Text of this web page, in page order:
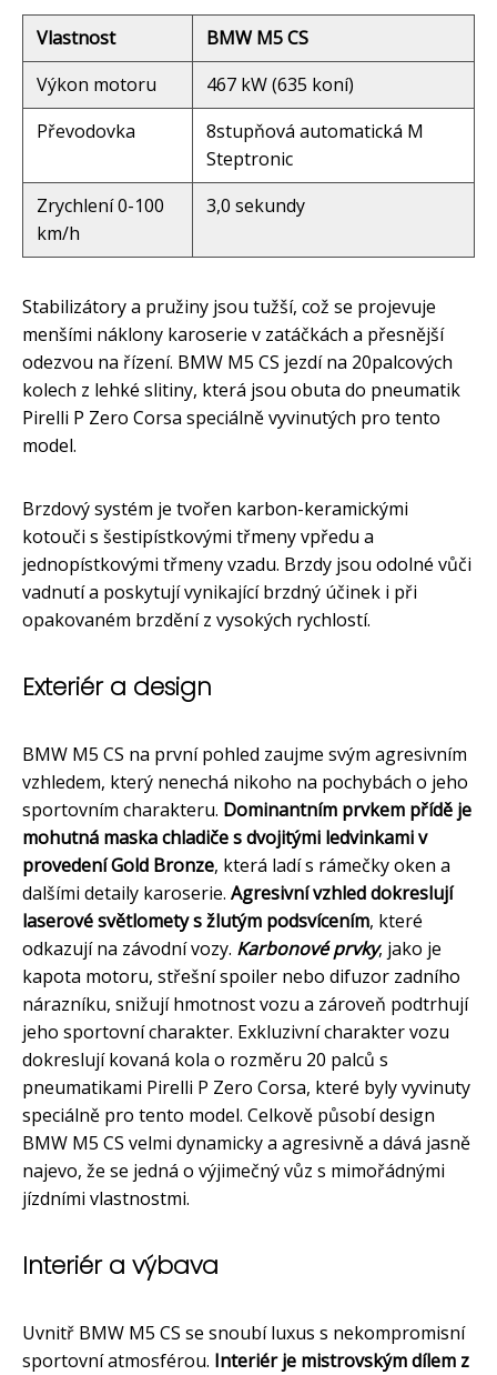
Vlastnost
BMW M5 CS
Výkon motoru
467 kW (635 koní)
Převodovka
8stupňová automatická M
Steptronic
Zrychlení 0-100
km/h
3,0 sekundy
Stabilizátory a pružiny jsou tužší, což se projevuje
menšími náklony karoserie v zatáčkách a přesnější
odezvou na řízení. BMW M5 CS jezdí na 20palcových
kolech z lehké slitiny, která jsou obuta do pneumatik
Pirelli P Zero Corsa speciálně vyvinutých pro tento
model.
Brzdový systém je tvořen karbon-keramickými
kotouči s šestipístkovými třmeny vpředu a
jednopístkovými třmeny vzadu. Brzdy jsou odolné vůči
vadnutí a poskytují vynikající brzdný účinek i při
opakovaném brzdění z vysokých rychlostí.
Exteriér a design
BMW M5 CS na první pohled zaujme svým agresivním
vzhledem, který nenechá nikoho na pochybách o jeho
sportovním charakteru. Dominantním prvkem přídě je
mohutná maska chladiče s dvojitými ledvinkami v
provedení Gold Bronze, která ladí s rámečky oken a
dalšími detaily karoserie. Agresivní vzhled dokreslují
laserové světlomety s žlutým podsvícením, které
odkazují na závodní vozy. Karbonové prvky, jako je
kapota motoru, střešní spoiler nebo difuzor zadního
nárazníku, snižují hmotnost vozu a zároveň podtrhují
jeho sportovní charakter. Exkluzivní charakter vozu
dokreslují kovaná kola o rozměru 20 palců s
pneumatikami Pirelli P Zero Corsa, které byly vyvinuty
speciálně pro tento model. Celkově působí design
BMW M5 CS velmi dynamicky a agresivně a dává jasně
najevo, že se jedná o výjimečný vůz s mimořádnými
jízdními vlastnostmi.
Interiér a výbava
Uvnitř BMW M5 CS se snoubí luxus s nekompromisní
sportovní atmosférou. Interiér je mistrovským dílem z